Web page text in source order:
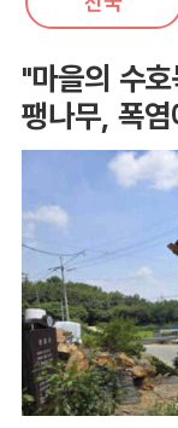
"마을의 수
팽나무, 폭